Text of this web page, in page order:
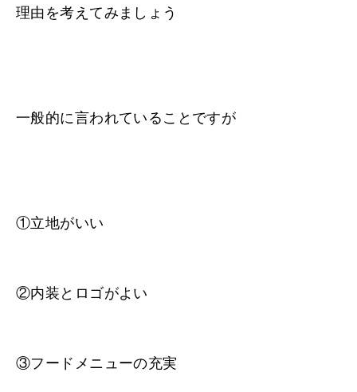
理由を考えてみましょう
一般的に言われていることですが
①立地がいい
②内装とロゴがよい
③フードメニューの充実